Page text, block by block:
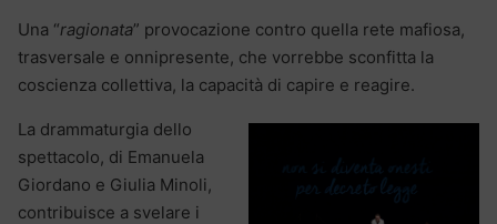
Una “ragionata” provocazione contro quella rete mafiosa,
trasversale e onnipresente, che vorrebbe sconfitta la
coscienza collettiva, la capacità di capire e reagire.
La drammaturgia dello
spettacolo, di Emanuela
Giordano e Giulia Minoli,
contribuisce a svelare i